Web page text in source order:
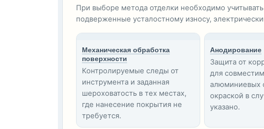
При выборе метода отделки необходимо
подверженные усталостному износу,
Механическая обработка
поверхности
Контролируемые следы от
инструмента и заданная
шероховатость в тех местах,
где нанесение покрытия не
требуется.
Анодирование
Защита от
для
алюминиевых
окраской в
указано.